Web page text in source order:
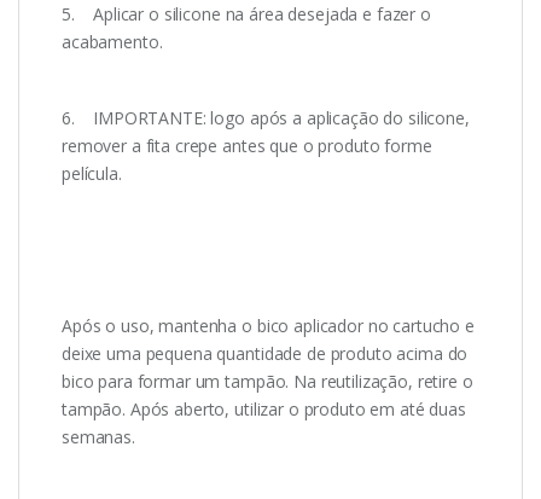
5. Aplicar o silicone na área desejada e fazer o
acabamento.
6. IMPORTANTE: logo após a aplicação do silicone,
remover a fita crepe antes que o produto forme
película.
Após o uso, mantenha o bico aplicador no cartucho e
deixe uma pequena quantidade de produto acima do
bico para formar um tampão. Na reutilização, retire o
tampão. Após aberto, utilizar o produto em até duas
semanas.